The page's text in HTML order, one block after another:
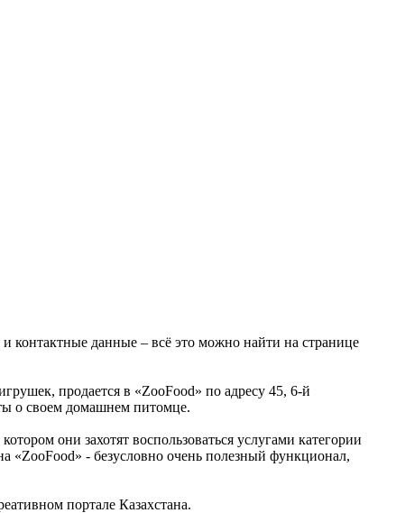
контактные данные – всё это можно найти на странице
продается в «ZooFood» по адресу 45, 6-й
о своем домашнем питомце.
они захотят воспользоваться услугами категории
- безусловно очень полезный функционал,
портале Казахстана.